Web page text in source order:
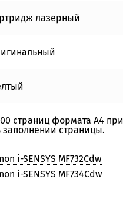
лазерный
страниц формата А4 при
заполнении страницы.
i-SENSYS MF732Cdw
i-SENSYS MF734Cdw